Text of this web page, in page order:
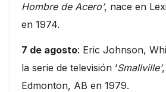
Hombre de Acero’, nace en
en 1974.
7 de agosto: Eric Johnson,
la serie de televisión ‘Smallville’
Edmonton, AB en 1979.